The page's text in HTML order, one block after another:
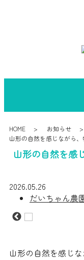
HOME
お知らせ
山形の自然を感じながら
山形の自然を感
2026.05.26
だいちゃん農
山形の自然を感じ